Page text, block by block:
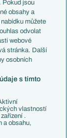
Pokud jsou
obsahy a
můžete
odvolat
webové
stránka. Další
osobních
s tímto
vlastností
.
a obsahu,